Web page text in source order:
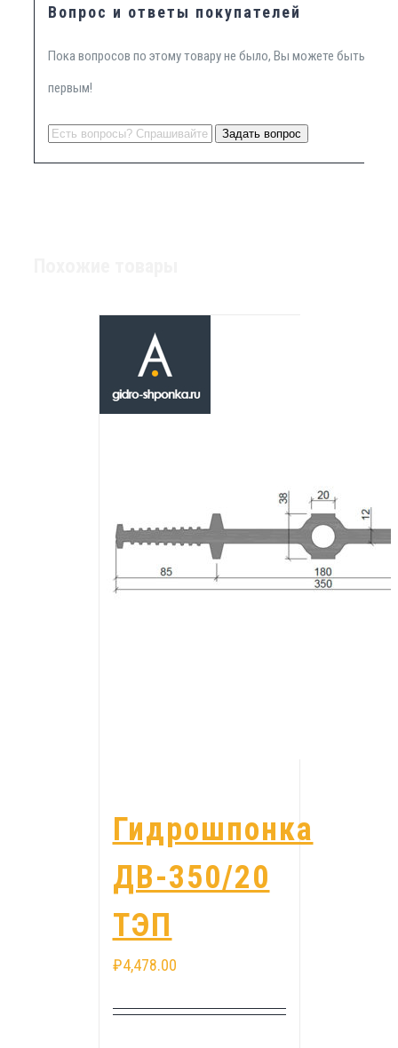
Вопрос и ответы покупателей
Пока вопросов по этому товару не было, Вы можете быть
первым!
Гидрошпонка
ДВ-350/20
ТЭП
₽4,478.00